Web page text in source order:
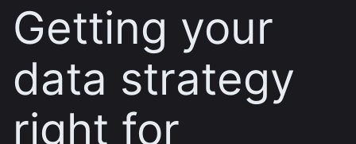
Getting your
data strategy
right for